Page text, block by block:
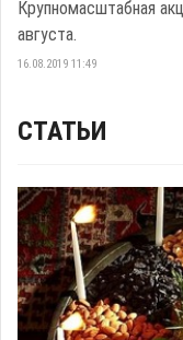
Крупномасштабная
августа.
16.08.2019 11:49
СТАТЬИ